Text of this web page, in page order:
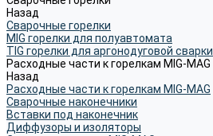
Назад
Сварочные горелки
MIG горелки для полуавтомата
TIG горелки для аргонодуговой сварки
Расходные части к горелкам MIG-MAG
Назад
Расходные части к горелкам MIG-MAG
Сварочные наконечники
Вставки под наконечник
Диффузоры и изоляторы